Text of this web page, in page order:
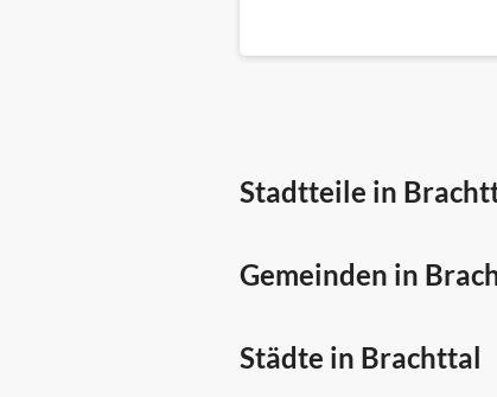
Stadtteile in
Gemeinden in
Städte in Brachttal